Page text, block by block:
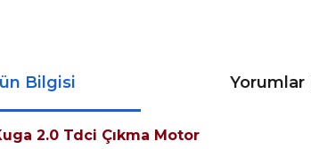
Bilgisi Yorumlar
2.0 Tdci Çıkma Motor